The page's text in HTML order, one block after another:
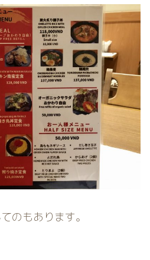
のもあります。